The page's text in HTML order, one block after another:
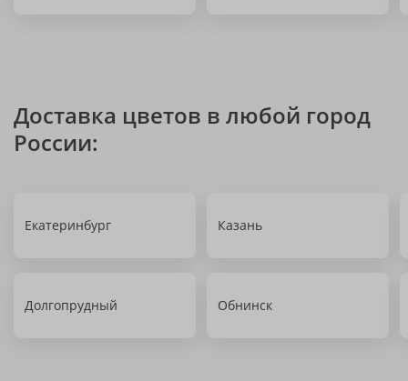
Доставка цветов в любой город
России:
Екатеринбург Казань
Долгопрудный Обнинск